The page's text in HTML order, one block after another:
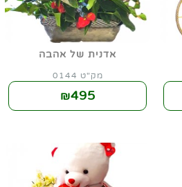
אדנית של אהבה
מק"ט 0144
₪495